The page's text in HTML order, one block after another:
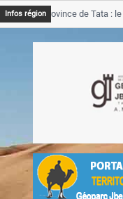
Infos région
Province de Tata : le